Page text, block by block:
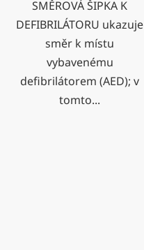
SMĚROVÁ ŠIPKA K
DEFIBRILÁTORU ukazuje
směr k místu
vybavenému
defibrilátorem (AED); v
tomto...